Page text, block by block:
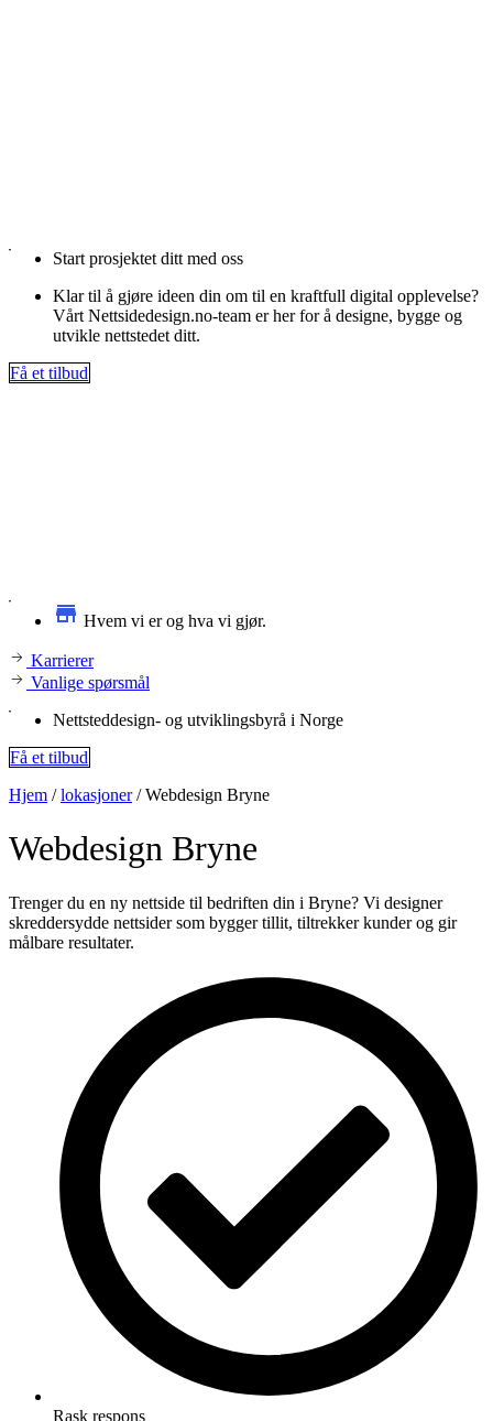
Start prosjektet ditt med oss
Klar til å gjøre ideen din om til en kraftfull digital opplevelse?
Vårt Nettsidedesign.no-team er her for å designe, bygge og
utvikle nettstedet ditt.
Få et tilbud
Hvem vi er og hva vi gjør.
Karrierer
Vanlige spørsmål
Nettsteddesign- og utviklingsbyrå i Norge
Få et tilbud
Hjem /lokasjoner/Webdesign Bryne
Webdesign Bryne
Trenger du en ny nettside til bedriften din i Bryne? Vi designer
skreddersydde nettsider som bygger tillit, tiltrekker kunder og gir
målbare resultater.
Rask respons